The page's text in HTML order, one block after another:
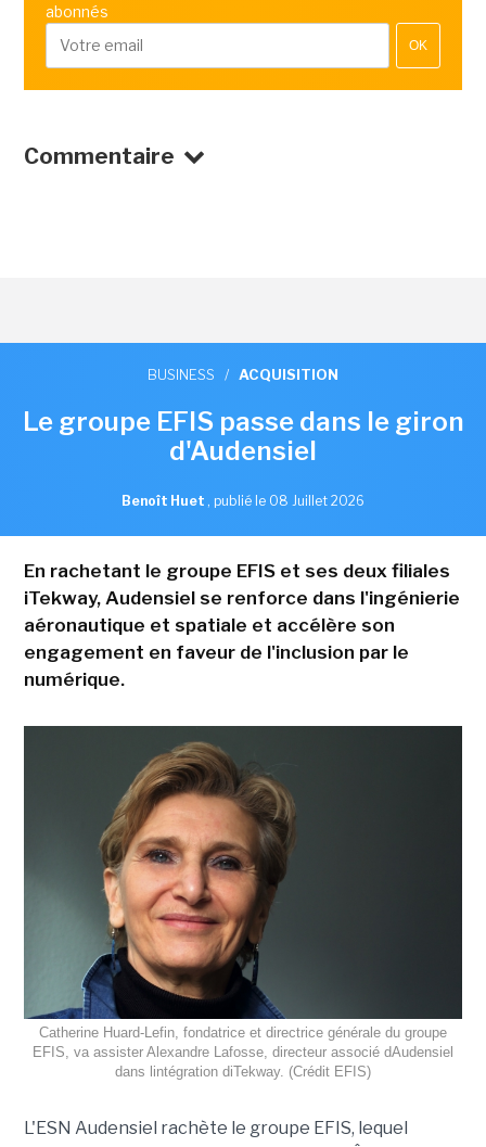
abonnés
OK
Commentaire
BUSINESS / ACQUISITION
Le groupe EFIS passe dans le giron
d'Audensiel
Benoît Huet , publié le 08 Juillet 2026
En rachetant le groupe EFIS et ses deux filiales
iTekway, Audensiel se renforce dans l'ingénierie
aéronautique et spatiale et accélère son
engagement en faveur de l'inclusion par le
numérique.
Catherine Huard-Lefin, fondatrice et directrice générale du groupe
EFIS, va assister Alexandre Lafosse, directeur associé dAudensiel
dans lintégration diTekway. (Crédit EFIS)
L'ESN Audensiel rachète le groupe EFIS, lequel